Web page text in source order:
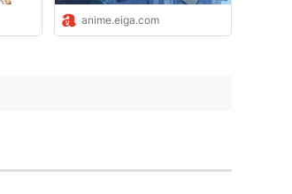
anime.eiga.com